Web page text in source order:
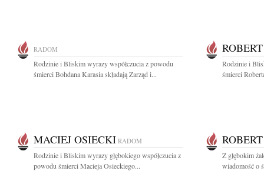
RADOM
Rodzinie i Bliskim wyrazy współczucia z powodu
śmierci Bohdana Karasia składają Zarząd i...
Rodzinie i
śmierci
MACIEJ OSIECKI RADOM
Rodzinie i Bliskim wyrazy głębokiego współczucia z
powodu śmierci Macieja Osieckiego...
Z głębokim
wiadomość o